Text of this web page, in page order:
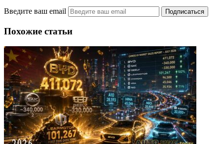
Введите ваш email
Похожие статьи